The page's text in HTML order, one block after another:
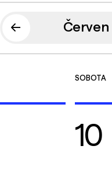
SOBOTA
10